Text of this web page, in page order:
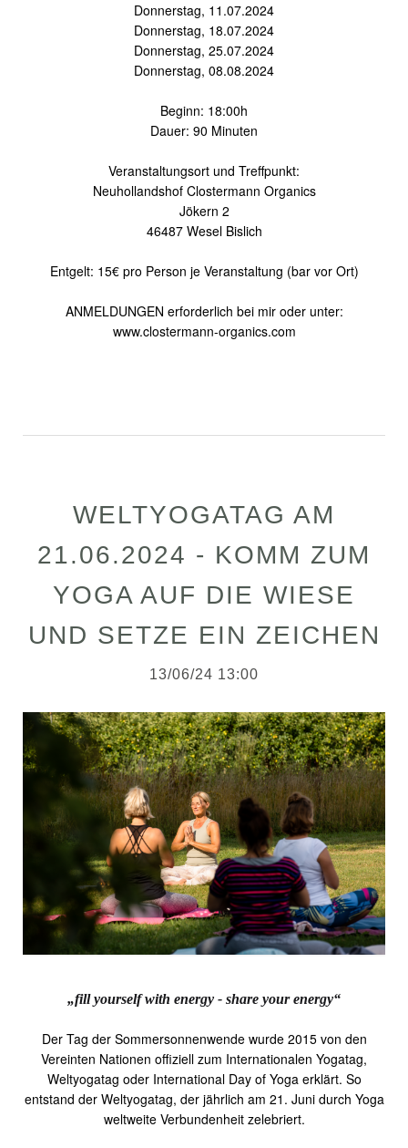
Donnerstag, 11.07.2024
Donnerstag, 18.07.2024
Donnerstag, 25.07.2024
Donnerstag, 08.08.2024
Beginn: 18:00h
Dauer: 90 Minuten
Veranstaltungsort und Treffpunkt:
Neuhollandshof Clostermann Organics
Jökern 2
46487 Wesel Bislich
Entgelt: 15€ pro Person je Veranstaltung (bar vor Ort)
ANMELDUNGEN erforderlich bei mir oder unter:
www.clostermann-organics.com
WELTYOGATAG AM
21.06.2024 - KOMM ZUM
YOGA AUF DIE WIESE
UND SETZE EIN ZEICHEN
13/06/24 13:00
„fill yourself with energy - share your energy“
Der Tag der Sommersonnenwende wurde 2015 von den
Vereinten Nationen offiziell zum Internationalen Yogatag,
Weltyogatag oder International Day of Yoga erklärt. So
entstand der Weltyogatag, der jährlich am 21. Juni durch Yoga
weltweite Verbundenheit zelebriert.